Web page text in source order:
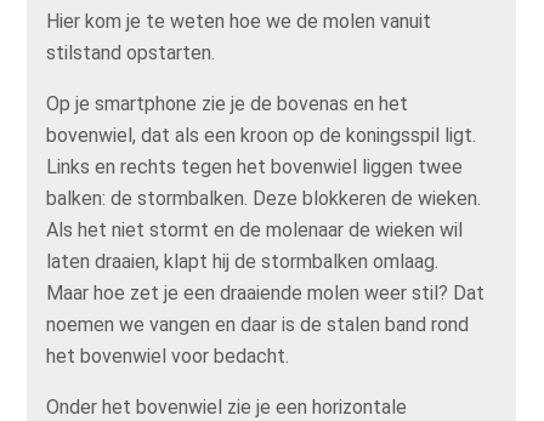
Hier kom je te weten hoe we de molen vanuit
stilstand opstarten.
Op je smartphone zie je de bovenas en het
bovenwiel, dat als een kroon op de koningsspil ligt.
Links en rechts tegen het bovenwiel liggen twee
balken: de stormbalken. Deze blokkeren de wieken.
Als het niet stormt en de molenaar de wieken wil
laten draaien, klapt hij de stormbalken omlaag.
Maar hoe zet je een draaiende molen weer stil? Dat
noemen we vangen en daar is de stalen band rond
het bovenwiel voor bedacht.
Onder het bovenwiel zie je een horizontale